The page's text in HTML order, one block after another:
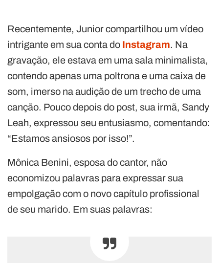
Recentemente, Junior compartilhou um vídeo
intrigante em sua conta do Instagram. Na
gravação, ele estava em uma sala minimalista,
contendo apenas uma poltrona e uma caixa de
som, imerso na audição de um trecho de uma
canção. Pouco depois do post, sua irmã, Sandy
Leah, expressou seu entusiasmo, comentando:
“Estamos ansiosos por isso!”.
Mônica Benini, esposa do cantor, não
economizou palavras para expressar sua
empolgação com o novo capítulo profissional
de seu marido. Em suas palavras: